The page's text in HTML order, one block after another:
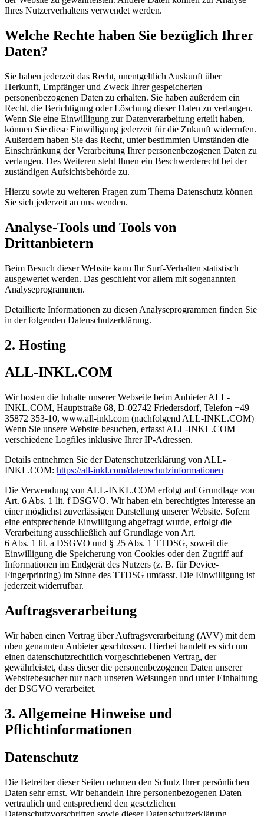
Ihres Nutzerverhaltens verwendet werden.
Welche Rechte haben Sie bezüglich Ihrer
Daten?
Sie haben jederzeit das Recht, unentgeltlich Auskunft über
Herkunft, Empfänger und Zweck Ihrer gespeicherten
personenbezogenen Daten zu erhalten. Sie haben außerdem ein
Recht, die Berichtigung oder Löschung dieser Daten zu verlangen.
Wenn Sie eine Einwilligung zur Datenverarbeitung erteilt haben,
können Sie diese Einwilligung jederzeit für die Zukunft widerrufen.
Außerdem haben Sie das Recht, unter bestimmten Umständen die
Einschränkung der Verarbeitung Ihrer personenbezogenen Daten zu
verlangen. Des Weiteren steht Ihnen ein Beschwerderecht bei der
zuständigen Aufsichtsbehörde zu.
Hierzu sowie zu weiteren Fragen zum Thema Datenschutz können
Sie sich jederzeit an uns wenden.
Analyse-Tools und Tools von
Drittanbietern
Beim Besuch dieser Website kann Ihr Surf-Verhalten statistisch
ausgewertet werden. Das geschieht vor allem mit sogenannten
Analyseprogrammen.
Detaillierte Informationen zu diesen Analyseprogrammen finden Sie
in der folgenden Datenschutzerklärung.
2. Hosting
ALL-INKL.COM
Wir hosten die Inhalte unserer Webseite beim Anbieter ALL-
INKL.COM, Hauptstraße 68, D-02742 Friedersdorf, Telefon +49
35872 353-10, www.all-inkl.com (nachfolgend ALL-INKL.COM)
Wenn Sie unsere Website besuchen, erfasst ALL-INKL.COM
verschiedene Logfiles inklusive Ihrer IP-Adressen.
Details entnehmen Sie der Datenschutzerklärung von ALL-
INKL.COM: https://all-inkl.com/datenschutzinformationen
Die Verwendung von ALL-INKL.COM erfolgt auf Grundlage von
Art. 6 Abs. 1 lit. f DSGVO. Wir haben ein berechtigtes Interesse an
einer möglichst zuverlässigen Darstellung unserer Website. Sofern
eine entsprechende Einwilligung abgefragt wurde, erfolgt die
Verarbeitung ausschließlich auf Grundlage von Art.
6 Abs. 1 lit. a DSGVO und § 25 Abs. 1 TTDSG, soweit die
Einwilligung die Speicherung von Cookies oder den Zugriff auf
Informationen im Endgerät des Nutzers (z. B. für Device-
Fingerprinting) im Sinne des TTDSG umfasst. Die Einwilligung ist
jederzeit widerrufbar.
Auftragsverarbeitung
Wir haben einen Vertrag über Auftragsverarbeitung (AVV) mit dem
oben genannten Anbieter geschlossen. Hierbei handelt es sich um
einen datenschutzrechtlich vorgeschriebenen Vertrag, der
gewährleistet, dass dieser die personenbezogenen Daten unserer
Websitebesucher nur nach unseren Weisungen und unter Einhaltung
der DSGVO verarbeitet.
3. Allgemeine Hinweise und
Pflichtinformationen
Datenschutz
Die Betreiber dieser Seiten nehmen den Schutz Ihrer persönlichen
Daten sehr ernst. Wir behandeln Ihre personenbezogenen Daten
vertraulich und entsprechend den gesetzlichen
Datenschutzvorschriften sowie dieser Datenschutzerklärung.